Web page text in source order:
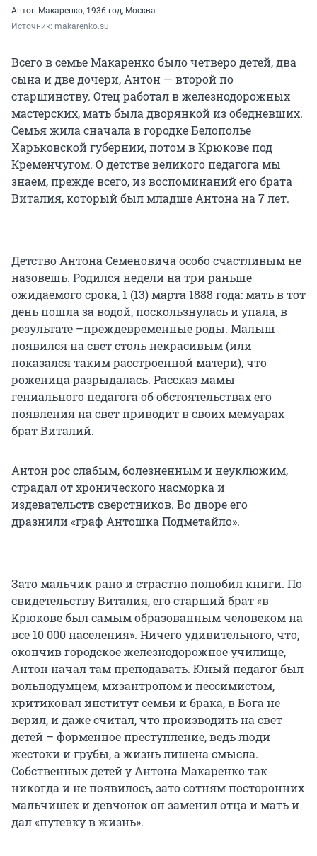
Антон Макаренко, 1936 год, Москва
Источник: makarenko.su
Всего в семье Макаренко было четверо детей, два
сына и две дочери, Антон — второй по
старшинству. Отец работал в железнодорожных
мастерских, мать была дворянкой из обедневших.
Семья жила сначала в городке Белополье
Харьковской губернии, потом в Крюкове под
Кременчугом. О детстве великого педагога мы
знаем, прежде всего, из воспоминаний его брата
Виталия, который был младше Антона на 7 лет.
Детство Антона Семеновича особо счастливым не
назовешь. Родился недели на три раньше
ожидаемого срока, 1 (13) марта 1888 года: мать в тот
день пошла за водой, поскользнулась и упала, в
результате –преждевременные роды. Малыш
появился на свет столь некрасивым (или
показался таким расстроенной матери), что
роженица разрыдалась. Рассказ мамы
гениального педагога об обстоятельствах его
появления на свет приводит в своих мемуарах
брат Виталий.
Антон рос слабым, болезненным и неуклюжим,
страдал от хронического насморка и
издевательств сверстников. Во дворе его
дразнили «граф Антошка Подметайло».
Зато мальчик рано и страстно полюбил книги. По
свидетельству Виталия, его старший брат «в
Крюкове был самым образованным человеком на
все 10 000 населения». Ничего удивительного, что,
окончив городское железнодорожное училище,
Антон начал там преподавать. Юный педагог был
вольнодумцем, мизантропом и пессимистом,
критиковал институт семьи и брака, в Бога не
верил, и даже считал, что производить на свет
детей – форменное преступление, ведь люди
жестоки и грубы, а жизнь лишена смысла.
Собственных детей у Антона Макаренко так
никогда и не появилось, зато сотням посторонних
мальчишек и девчонок он заменил отца и мать и
дал «путевку в жизнь».